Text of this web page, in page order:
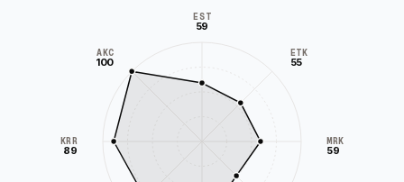
EST
59
ETK
55
MRK
59
KRR
89
AKC
100